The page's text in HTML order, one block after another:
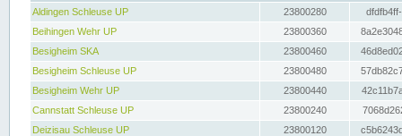
Aldingen Schleuse UP
23800280
Beihingen Wehr UP
23800360
Besigheim SKA
23800460
Besigheim Schleuse UP
23800480
Besigheim Wehr UP
23800440
Cannstatt Schleuse UP
23800240
Deizisau Schleuse UP
23800120